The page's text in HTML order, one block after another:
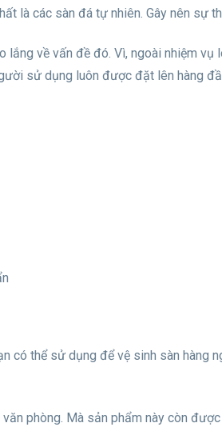
là các sàn đá tự nhiên. Gây nên sự
lắng về vấn đề đó. Vì, ngoài nhiệm
sử dụng luôn được đặt lên hàng
có thể sử dụng để vệ sinh sàn hàng
phòng. Mà sản phẩm này còn